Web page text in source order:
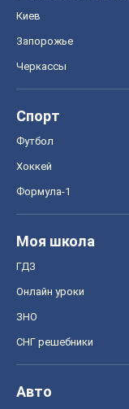
Киев
Запорожье
Черкассы
Спорт
Футбол
Хоккей
Формула-1
Моя школа
ГДЗ
Онлайн уроки
ЗНО
СНГ решебники
Авто